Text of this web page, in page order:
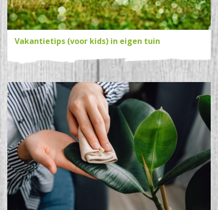
Vakantietips (voor kids) in eigen tuin